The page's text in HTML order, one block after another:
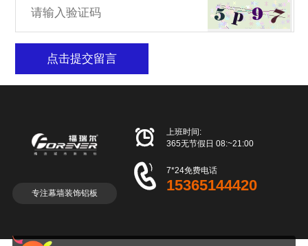
点击提交留言
专注幕墙装饰铝板

上班时间:
365无节假日 08:~21:00
 7*24免费电话
15365144420